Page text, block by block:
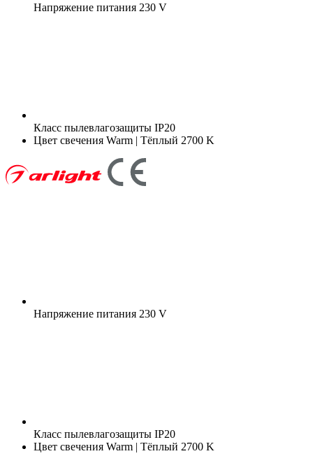
Напряжение питания 230 V
Класс пылевлагозащиты IP20
Цвет свечения Warm | Тёплый 2700 K
Напряжение питания 230 V
Класс пылевлагозащиты IP20
Цвет свечения Warm | Тёплый 2700 K